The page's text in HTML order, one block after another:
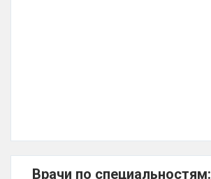
Врачи по специальностям: